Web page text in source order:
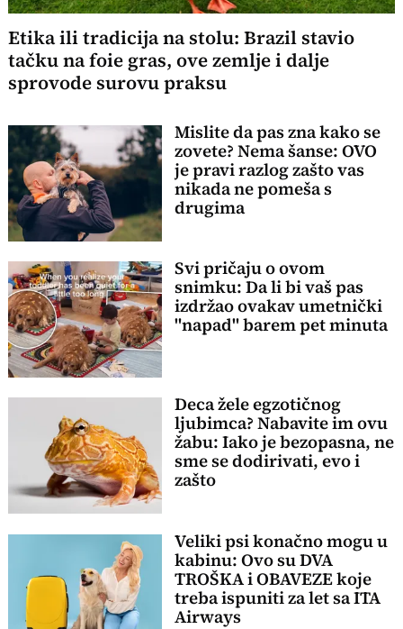
Etika ili tradicija na stolu: Brazil stavio
tačku na foie gras, ove zemlje i dalje
sprovode surovu praksu
Mislite da pas zna kako se
zovete? Nema šanse: OVO
je pravi razlog zašto vas
nikada ne pomeša s
drugima
Svi pričaju o ovom
snimku: Da li bi vaš pas
izdržao ovakav umetnički
"napad" barem pet minuta
Deca žele egzotičnog
ljubimca? Nabavite im ovu
žabu: Iako je bezopasna, ne
sme se dodirivati, evo i
zašto
Veliki psi konačno mogu u
kabinu: Ovo su DVA
TROŠKA i OBAVEZE koje
treba ispuniti za let sa ITA
Airways